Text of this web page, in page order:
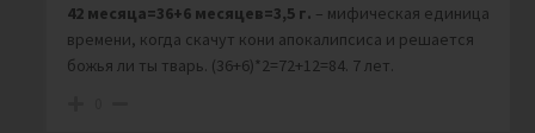
42 месяца=36+6 месяцев=3,5 г. – мифическая единица
времени, когда скачут кони апокалипсиса и решается
божья ли ты тварь. (36+6)*2=72+12=84. 7 лет.